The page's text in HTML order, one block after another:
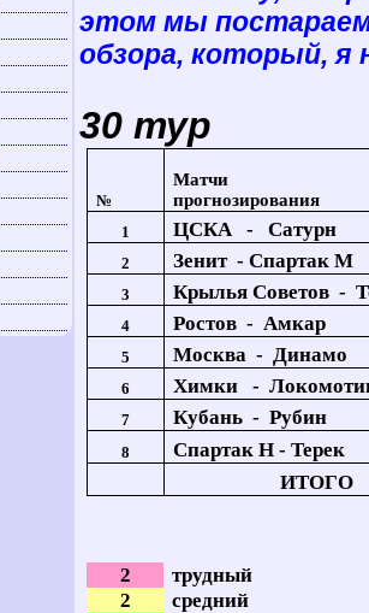
этом мы
обзора, который, я
30 тур
№
Матчи
прогнозирования
1 ЦСКА - Сатурн
2 Зенит - Спартак М
3 Крылья Советов -
4 Ростов - Амкар
5 Москва - Динамо
6 Химки -
7 Кубань - Рубин
8
Спартак Н - Терек
ИТОГО
2
трудный
2
средний